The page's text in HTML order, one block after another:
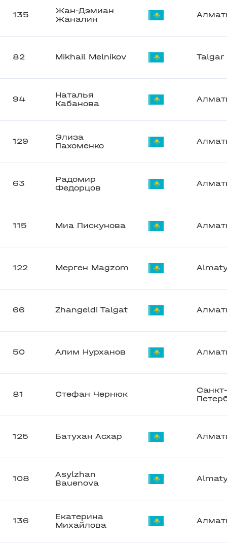
135
Жан-Дэмиан
Жаналин
82 Mikhail Melnikov Talgar
94
Наталья
Кабанова
129
Элиза
Пахоменко
63
Радомир
Федорцов
115 Миа Пискунова
122 Мерген Magzom
66 Zhangeldi Talgat
50 Алим Нурханов
81 Стефан Чернюк
Санкт-
125 Батухан Асхар
108
Asylzhan
Bauenova
136
Екатерина
Михайлова